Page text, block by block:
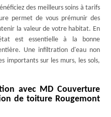
des meilleurs soins à tarifs
permet de vous prémunir des
la valeur de votre habitat. En
est essentielle à la bonne
Une infiltration d'eau non
importants sur les murs, les sols,
avec MD Couverture
de toiture Rougemont